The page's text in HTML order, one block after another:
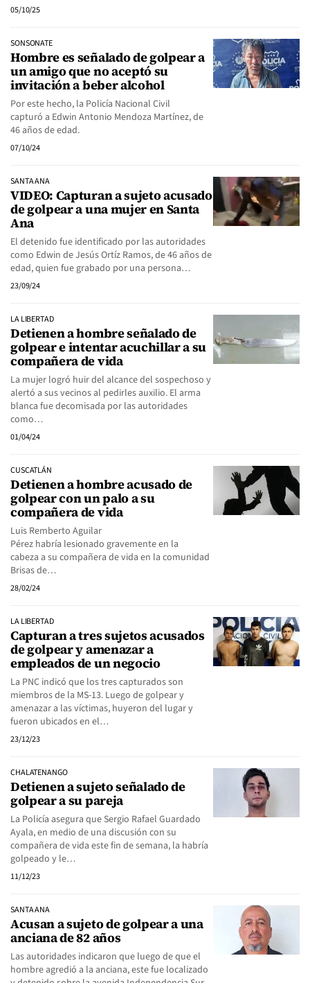
05/10/25
SONSONATE
Hombre es señalado de golpear a
un amigo que no aceptó su
invitación a beber alcohol
Por este hecho, la Policía Nacional Civil
capturó a Edwin Antonio Mendoza Martínez, de
46 años de edad.
07/10/24
SANTA ANA
VIDEO: Capturan a sujeto acusado
de golpear a una mujer en Santa
Ana
El detenido fue identificado por las autoridades
como Edwin de Jesús Ortíz Ramos, de 46 años de
edad, quien fue grabado por una persona…
23/09/24
LA LIBERTAD
Detienen a hombre señalado de
golpear e intentar acuchillar a su
compañera de vida
La mujer logró huir del alcance del sospechoso y
alertó a sus vecinos al pedirles auxilio. El arma
blanca fue decomisada por las autoridades
como…
01/04/24
CUSCATLÁN
Detienen a hombre acusado de
golpear con un palo a su
compañera de vida
Luis Remberto Aguilar
Pérez habría lesionado gravemente en la
cabeza a su compañera de vida en la comunidad
Brisas de…
28/02/24
LA LIBERTAD
Capturan a tres sujetos acusados
de golpear y amenazar a
empleados de un negocio
La PNC indicó que los tres capturados son
miembros de la MS-13. Luego de golpear y
amenazar a las víctimas, huyeron del lugar y
fueron ubicados en el…
23/12/23
CHALATENANGO
Detienen a sujeto señalado de
golpear a su pareja
La Policía asegura que Sergio Rafael Guardado
Ayala, en medio de una discusión con su
compañera de vida este fin de semana, la habría
golpeado y le…
11/12/23
SANTA ANA
Acusan a sujeto de golpear a una
anciana de 82 años
Las autoridades indicaron que luego de que el
hombre agredió a la anciana, este fue localizado